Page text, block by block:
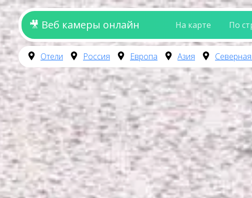
🎥 Веб камеры онлайн На карте По
Отели Россия Европа Азия